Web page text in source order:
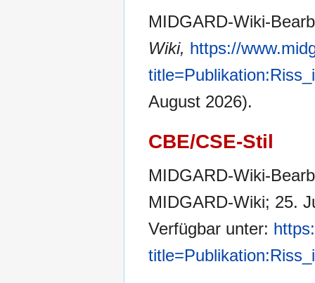
MIDGARD-Wiki-
Wiki, https://
August 2026).
CBE/CSE-Stil
MIDGARD-Wiki-
MIDGARD-Wiki; 25.
Verfügbar unter: